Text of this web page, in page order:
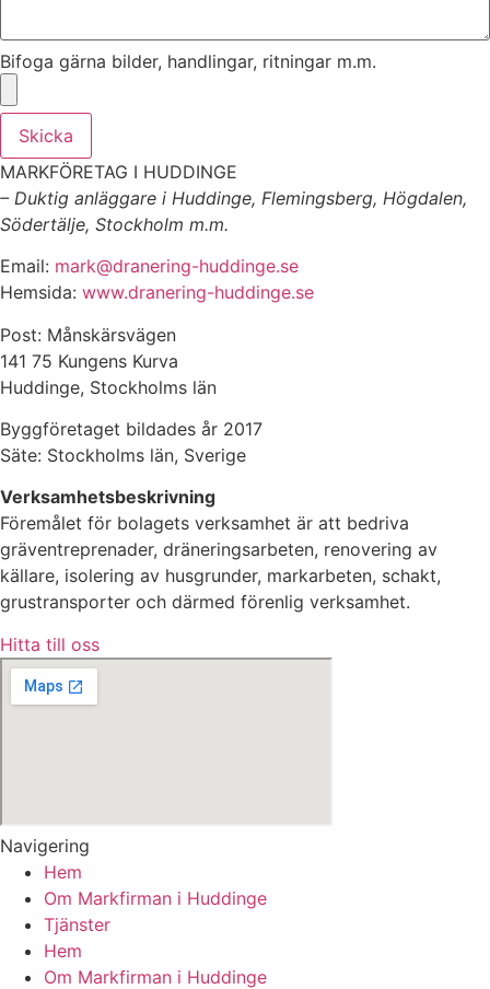
Bifoga gärna bilder, handlingar, ritningar m.m.
Skicka
MARKFÖRETAG I HUDDINGE
– Duktig anläggare i Huddinge, Flemingsberg, Högdalen,
Södertälje, Stockholm m.m.
Email: mark@dranering-huddinge.se
Hemsida: www.dranering-huddinge.se
Post: Månskärsvägen
141 75 Kungens Kurva
Huddinge, Stockholms län
Byggföretaget bildades år 2017
Säte: Stockholms län, Sverige
Verksamhetsbeskrivning
Föremålet för bolagets verksamhet är att bedriva
gräventreprenader, dräneringsarbeten, renovering av
källare, isolering av husgrunder, markarbeten, schakt,
grustransporter och därmed förenlig verksamhet.
Hitta till oss
Navigering
Hem
Om Markfirman i Huddinge
Tjänster
Hem
Om Markfirman i Huddinge